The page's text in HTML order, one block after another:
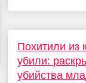
Похитили из
убили:
убийства